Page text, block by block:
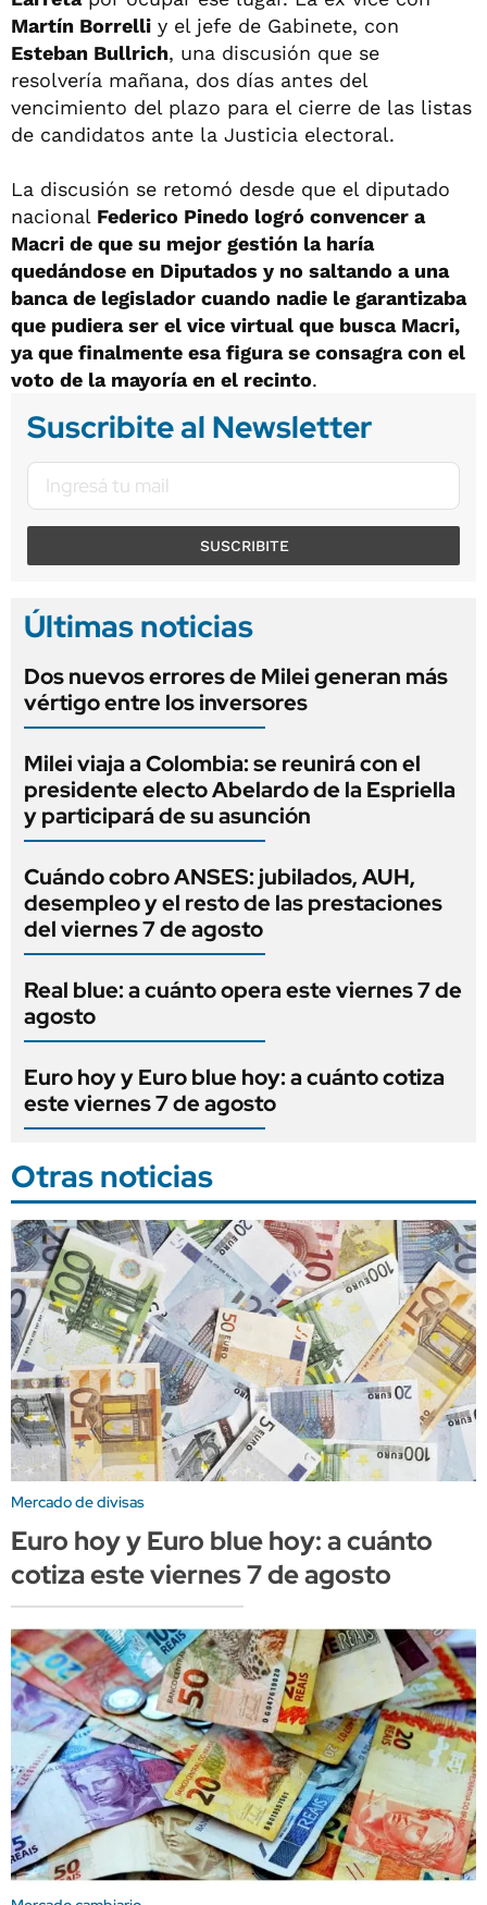
Martín Borrelli y el jefe de Gabinete, con
Esteban Bullrich, una discusión que se
resolvería mañana, dos días antes del
vencimiento del plazo para el cierre de las listas
de candidatos ante la Justicia electoral.
La discusión se retomó desde que el diputado
nacional Federico Pinedo logró convencer a
Macri de que su mejor gestión la haría
quedándose en Diputados y no saltando a una
banca de legislador cuando nadie le garantizaba
que pudiera ser el vice virtual que busca Macri,
ya que finalmente esa figura se consagra con el
voto de la mayoría en el recinto.
Suscribite al Newsletter
SUSCRIBITE
Últimas noticias
Dos nuevos errores de Milei generan más
vértigo entre los inversores
Milei viaja a Colombia: se reunirá con el
presidente electo Abelardo de la Espriella
y participará de su asunción
Cuándo cobro ANSES: jubilados, AUH,
desempleo y el resto de las prestaciones
del viernes 7 de agosto
Real blue: a cuánto opera este viernes 7 de
agosto
Euro hoy y Euro blue hoy: a cuánto cotiza
este viernes 7 de agosto
Otras noticias
Mercado de divisas
Euro hoy y Euro blue hoy: a cuánto
cotiza este viernes 7 de agosto